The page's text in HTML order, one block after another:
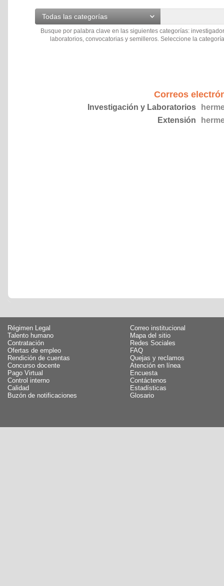
Todas las categorías
Busque por palabra clave en las siguientes categorías:
laboratorios, convocatorias y semilleros. Seleccione la
Correos
Investigación y Laboratorios
Extensión
Régimen Legal
Talento humano
Contratación
Ofertas de empleo
Rendición de cuentas
Concurso docente
Pago Virtual
Control interno
Calidad
Buzón de notificaciones
Correo institucional
Mapa del sitio
Redes Sociales
FAQ
Quejas y reclamos
Atención en línea
Encuesta
Contáctenos
Estadísticas
Glosario